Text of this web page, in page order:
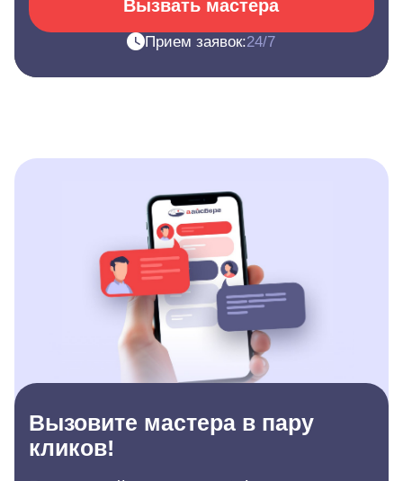
Вызвать мастера
Прием заявок:24/7
Вызовите мастера в пару
кликов!